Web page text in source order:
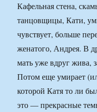
Кафельная стена,
танцовщицы, Кати,
чувствует, больше
женатого, Андрея. В
мать уже вдруг жива,
Потом еще умирает
которой Катя то ли
это — прекрасные